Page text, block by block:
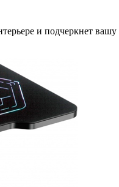
и подчеркнет